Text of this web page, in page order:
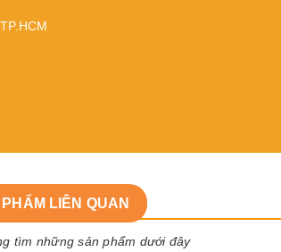
LIÊN QUAN
tìm những sản phẩm dưới đây